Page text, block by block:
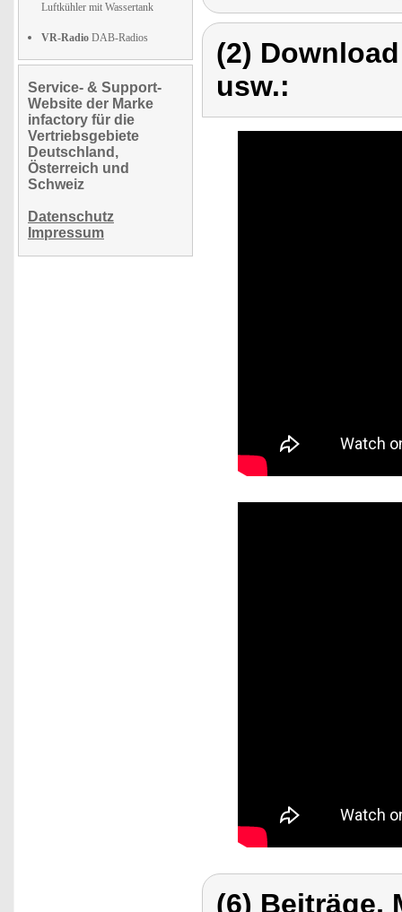
Luftkühler mit Wassertank
VR-Radio DAB-Radios
Service- & Support-
Website der Marke
infactory für die
Vertriebsgebiete
Deutschland,
Österreich und
Schweiz
Datenschutz
Impressum
(2)
usw.:
(6) Beiträge,